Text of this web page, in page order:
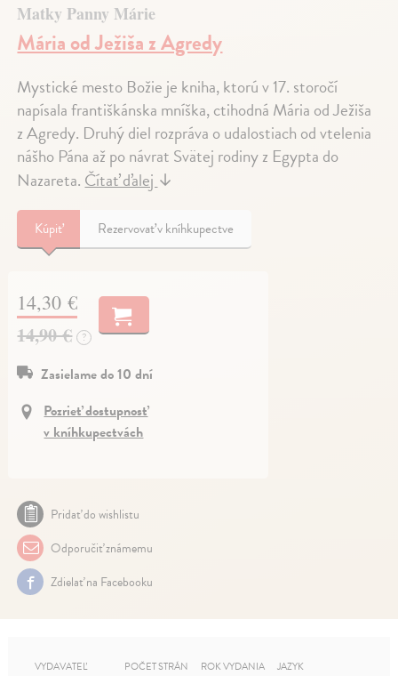
Matky Panny Márie
Mária od Ježiša z Agredy
Mystické mesto Božie je kniha, ktorú v 17. storočí
napísala františkánska mníška, ctihodná Mária od Ježiša
z Agredy. Druhý diel rozpráva o udalostiach od vtelenia
nášho Pána až po návrat Svätej rodiny z Egypta do
Nazareta. Čítať ďalej ↓
Kúpiť Rezervovať v kníhkupectve
14,30 €
14,90 € ?
Zasielame do 10 dní
Pozrieť dostupnosť
v kníhkupectvách
Pridať do wishlistu
Odporučiť známemu
Zdielať na Facebooku
VYDAVATEĽ POČET STRÁN ROK VYDANIA JAZYK